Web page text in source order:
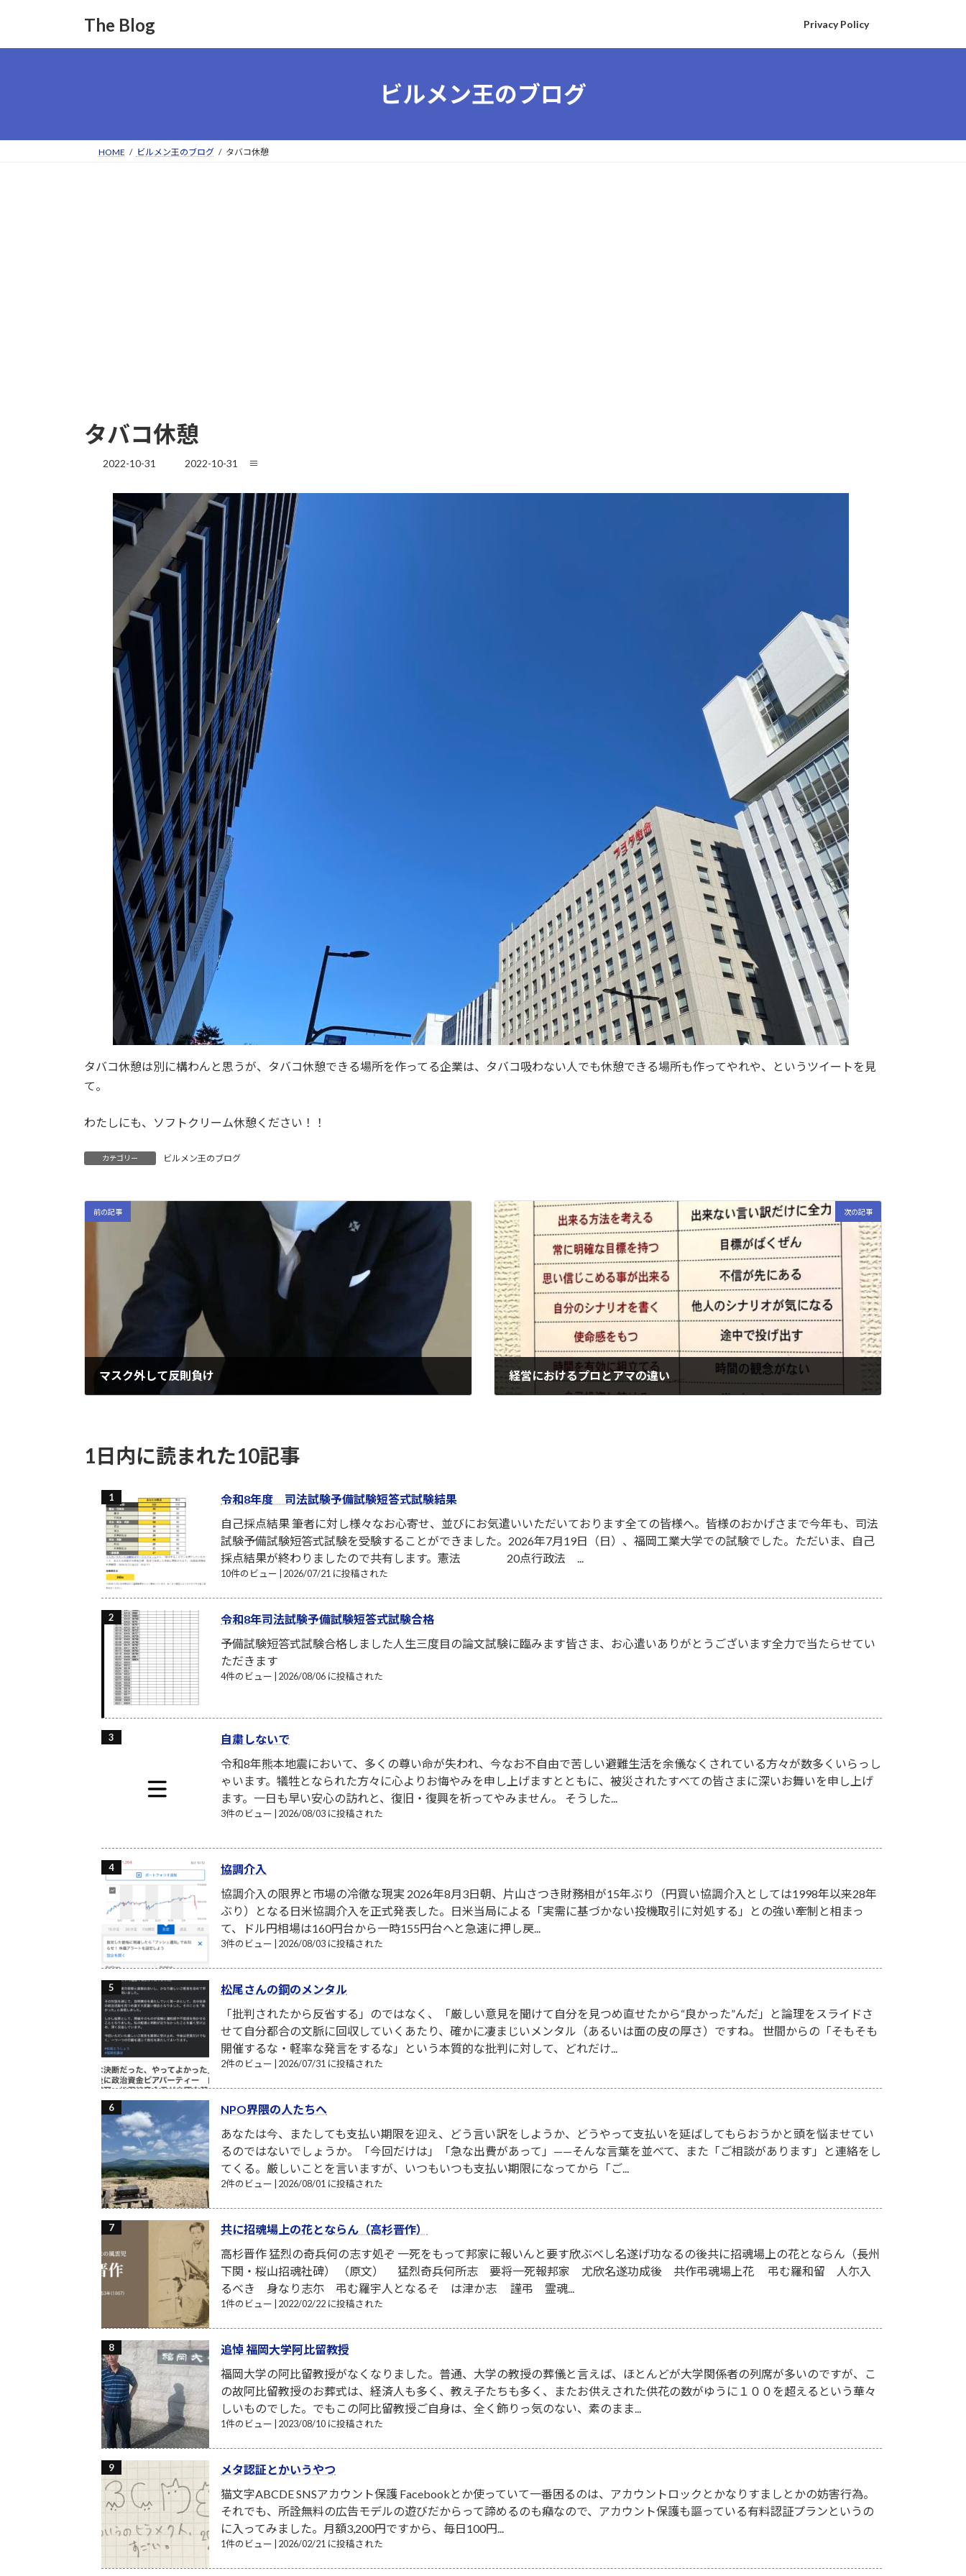
The Blog Privacy Policy
ビルメン王のブログ
HOME ビルメン王のブログ タバコ休憩
タバコ休憩
2022-10-31
最
更
新
日
時
:
2022-10-31 ≡
タバコ休憩は別に構わんと思うが、タバコ休憩できる場所を作ってる企業は、タバコ吸わない人でも休憩できる場所も作ってやれや、というツイートを見
て。
わたしにも、ソフトクリーム休憩ください！！
カテゴリー ビルメン王のブログ
前の記事
マスク外して反則負け
次の記事
経営におけるプロとアマの違い
1日内に読まれた10記事
令和8年度 司法試験予備試験短答式試験結果
自己採点結果 筆者に対し様々なお心寄せ、並びにお気遣いいただいております全ての皆様へ。皆様のおかげさまで今年も、司法
試験予備試験短答式試験を受験することができました。2026年7月19日（日）、福岡工業大学での試験でした。ただいま、自己
採点結果が終わりましたので共有します。憲法 20点行政法 ...
10件のビュー 2026/07/21 に投稿された
令和8年司法試験予備試験短答式試験合格
予備試験短答式試験合格しました人生三度目の論文試験に臨みます皆さま、お心遣いありがとうございます全力で当たらせてい
ただきます
4件のビュー 2026/08/06 に投稿された
自粛しないで
令和8年熊本地震において、多くの尊い命が失われ、今なお不自由で苦しい避難生活を余儀なくされている方々が数多くいらっし
ゃいます。犠牲となられた方々に心よりお悔やみを申し上げますとともに、被災されたすべての皆さまに深いお舞いを申し上げ
ます。一日も早い安心の訪れと、復旧・復興を祈ってやみません。 そうした...
3件のビュー 2026/08/03 に投稿された
協調介入
協調介入の限界と市場の冷徹な現実 2026年8月3日朝、片山さつき財務相が15年ぶり（円買い協調介入としては1998年以来28年
ぶり）となる日米協調介入を正式発表した。日米当局による「実需に基づかない投機取引に対処する」との強い牽制と相まっ
て、ドル円相場は160円台から一時155円台へと急速に押し戻...
3件のビュー 2026/08/03 に投稿された
松尾さんの鋼のメンタル
「批判されたから反省する」のではなく、「厳しい意見を聞けて自分を見つめ直せたから“良かった”んだ」と論理をスライドさ
せて自分都合の文脈に回収していくあたり、確かに凄まじいメンタル（あるいは面の皮の厚さ）ですね。 世間からの「そもそも
開催するな・軽率な発言をするな」という本質的な批判に対して、どれだけ...
2件のビュー 2026/07/31 に投稿された
NPO界隈の人たちへ
あなたは今、またしても支払い期限を迎え、どう言い訳をしようか、どうやって支払いを延ばしてもらおうかと頭を悩ませてい
るのではないでしょうか。「今回だけは」「急な出費があって」——そんな言葉を並べて、また「ご相談があります」と連絡をし
てくる。厳しいことを言いますが、いつもいつも支払い期限になってから「ご...
2件のビュー 2026/08/01 に投稿された
共に招魂場上の花とならん（高杉晋作）
高杉晋作 猛烈の奇兵何の志す処ぞ 一死をもって邦家に報いんと要す欣ぶべし名遂げ功なるの後共に招魂場上の花とならん（長州
下関・桜山招魂社碑） （原文） 猛烈奇兵何所志 要将一死報邦家 尤欣名遂功成後 共作弔魂場上花 弔む羅和留 人尓入
るべき 身なり志尓 弔む羅宇人となるそ は津か志 謹弔 霊魂...
1件のビュー 2022/02/22 に投稿された
追悼 福岡大学阿比留教授
福岡大学の阿比留教授がなくなりました。普通、大学の教授の葬儀と言えば、ほとんどが大学関係者の列席が多いのですが、こ
の故阿比留教授のお葬式は、経済人も多く、教え子たちも多く、またお供えされた供花の数がゆうに１００を超えるという華々
しいものでした。でもこの阿比留教授ご自身は、全く飾りっ気のない、素のまま...
1件のビュー 2023/08/10 に投稿された
メタ認証とかいうやつ
猫文字ABCDE SNSアカウント保護 Facebookとか使っていて一番困るのは、アカウントロックとかなりすましとかの妨害行為。
それでも、所詮無料の広告モデルの遊びだからって諦めるのも癪なので、アカウント保護も謳っている有料認証プランというの
に入ってみました。月額3,200円ですから、毎日100円...
1件のビュー 2026/02/21 に投稿された